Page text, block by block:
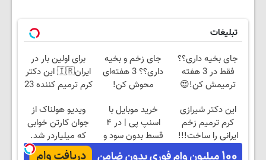
تبلیغات
جای بخیه داری؟؟
فقط در 3 هفته
ترمیمش کن!😍
جای زخم و بخیه
داری؟؟ 3 هفته‌ای
محوش کن!
برای اولین بار در
ایران🇮🇷 این دکتر
کرم ترمیم کننده 23
این دکتر شیرازی
کرم ترمیم زخم
ایرانی را ساخت!!!
خرید موبایل با
اسنپ پی | در ۴
قسط بدون سود و
کارمزد!
ویدیو هولناک از
جوان کارتن خوابی
که میلیاردر شد.
آموزش رایگان